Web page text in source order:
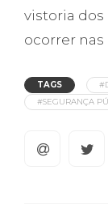
vistoria
ocorrer nas
TAGS
#SEGURANÇA